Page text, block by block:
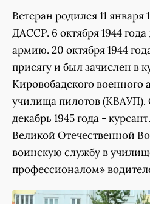
Ветеран родился 11 января
ДАССР. 6 октября 1944
армию. 20 октября 1944
присягу и был зачислен в
Кировобадского военного
училища пилотов (КВАУП).
декабрь 1945 года -
Великой Отечественной
воинскую службу в
профессионалом»